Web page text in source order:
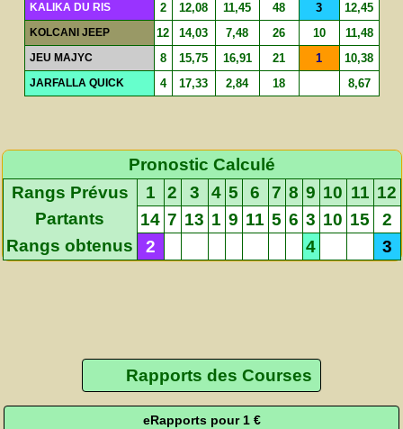
KALIKA DU RIS 2 12,08 11,45 48 3 12,45
KOLCANI JEEP 12 14,03 7,48 26 10 11,48
JEU MAJYC 8 15,75 16,91 21 1 10,38
JARFALLA QUICK 4 17,33 2,84 18 8,67
Pronostic Calculé
Rangs Prévus
1 2 3 4 5 6 7 8 9 10 11 12
Partants
14 7 13 1 9 11 5 6 3 10 15
2
Rangs obtenus
2 4 3
Rapports des Courses
eRapports pour 1 €